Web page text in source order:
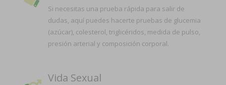
Si necesitas una prueba rápida para salir de
dudas, aquí puedes hacerte pruebas de glucemia
(azúcar), colesterol, triglicéridos, medida de pulso,
presión arterial y composición corporal.
Vida Sexual